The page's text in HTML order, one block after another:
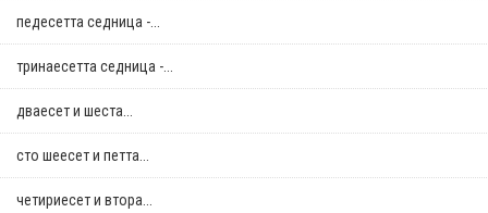
педесетта седница -...
тринаесетта седница -...
дваесет и шеста...
сто шеесет и петта...
четириесет и втора...